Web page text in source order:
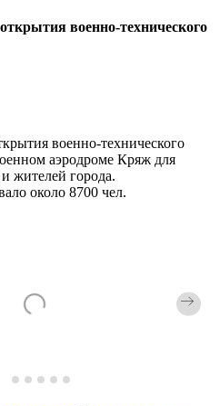
военно-технического
военно-технического
аэродроме Кряж для
жителей города.
около 8700 чел.